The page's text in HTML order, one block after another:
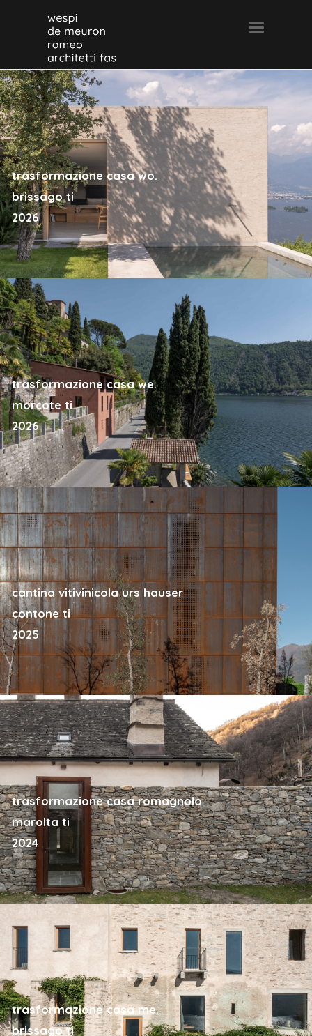
trasformazione casa wo.
brissago ti
2026
trasformazione casa we.
morcote ti
2026
cantina vitivinicola urs hauser
contone ti
2025
trasformazione casa romagnolo
marolta ti
2024
trasformazione casa me.
brissago ti